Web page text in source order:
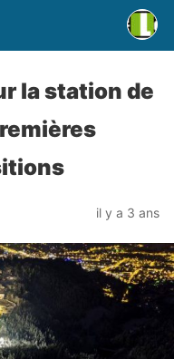
la station de
il y a 3 ans